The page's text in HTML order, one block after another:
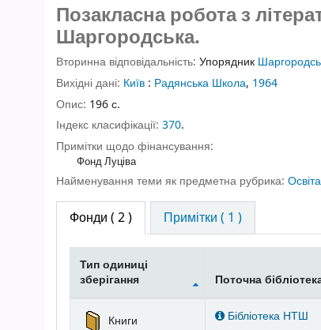
Позакласна робота з
Шаргородська.
Вторинна відповідальність: Упорядник
Вихідні дані: Київ : Радянська Школа, 1964
Опис: 196 с.
Індекс класифікації: 370.
Примітки щодо фінансування:
Фонд Луціва
Найменування теми як предметна рубрика: Освіта
Фонди ( 2 ) Примітки ( 1 )
Фонди
Тип одиниці
зберігання
Поточна
Книги Бібліотека НТШ